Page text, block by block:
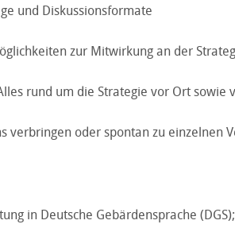
und Diskussionsformate
zur Mitwirkung an der
rund um die Strategie vor Ort sowie
verbringen oder spontan zu einzelnen
in Deutsche Gebärdensprache (DGS);